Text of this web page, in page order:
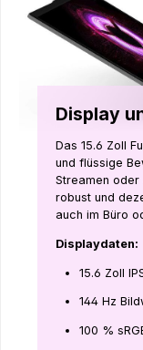
Display
Das 15.6 Zoll
und flüssige
Streamen oder
robust und
auch im Büro
Displaydaten:
15.6 Zoll
144 Hz
100 %